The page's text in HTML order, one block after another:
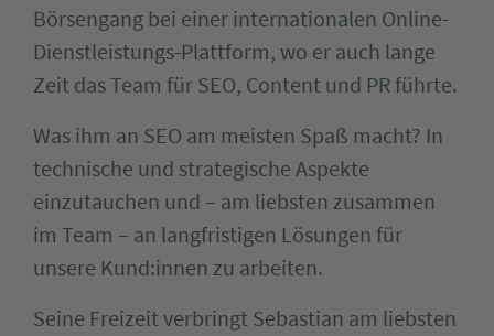
Börsengang bei einer internationalen Online-
Dienstleistungs-Plattform, wo er auch lange
Zeit das Team für SEO, Content und PR führte.
Was ihm an SEO am meisten Spaß macht? In
technische und strategische Aspekte
einzutauchen und – am liebsten zusammen
im Team – an langfristigen Lösungen für
unsere Kund:innen zu arbeiten.
Seine Freizeit verbringt Sebastian am liebsten